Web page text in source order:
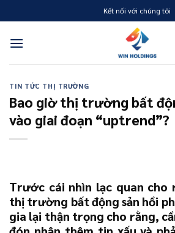
to
content
Kết nối với chúng tôi
TIN TỨC THỊ TRƯỜNG
Bao giờ thị trường bất
vào giai đoạn “uptrend”?
Trước cái nhìn lạc quan cho
thị trường bất động sản hồi
gia lại thận trọng cho rằng,